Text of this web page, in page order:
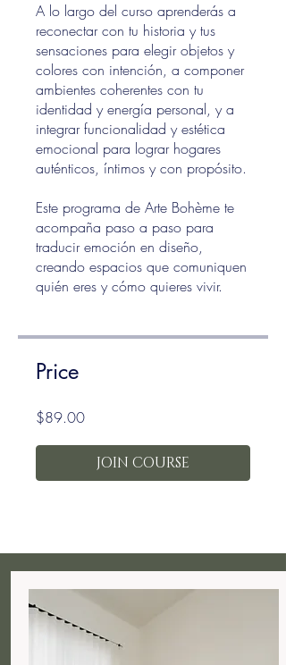
A lo largo del curso aprenderás a
reconectar con tu historia y tus
sensaciones para elegir objetos y
colores con intención, a componer
ambientes coherentes con tu
identidad y energía personal, y a
integrar funcionalidad y estética
emocional para lograr hogares
auténticos, íntimos y con propósito.
Este programa de Arte Bohème te
acompaña paso a paso para
traducir emoción en diseño,
creando espacios que comuniquen
quién eres y cómo quieres vivir.
Price
$89.00
JOIN COURSE